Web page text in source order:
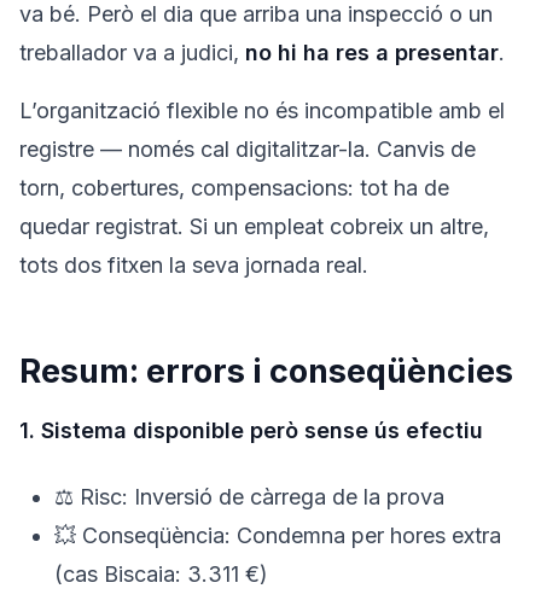
va bé. Però el dia que arriba una inspecció o un
treballador va a judici, no hi ha res a presentar.
L’organització flexible no és incompatible amb el
registre — només cal digitalitzar-la. Canvis de
torn, cobertures, compensacions: tot ha de
quedar registrat. Si un empleat cobreix un altre,
tots dos fitxen la seva jornada real.
Resum: errors i conseqüències
1. Sistema disponible però sense ús efectiu
⚖️ Risc: Inversió de càrrega de la prova
💥 Conseqüència: Condemna per hores extra
(cas Biscaia: 3.311 €)